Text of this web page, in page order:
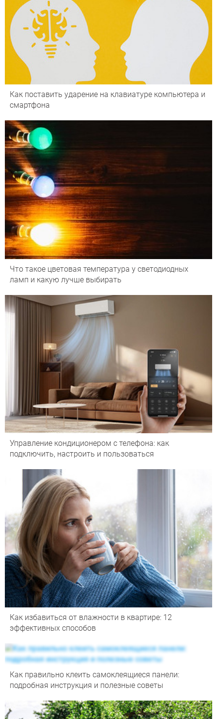
Как поставить ударение на клавиатуре компьютера и
смартфона
Что такое цветовая температура у светодиодных
ламп и какую лучше выбирать
Управление кондиционером с телефона: как
подключить, настроить и пользоваться
Как избавиться от влажности в квартире: 12
эффективных способов
Как правильно клеить самоклеящиеся панели:
подробная инструкция и полезные советы